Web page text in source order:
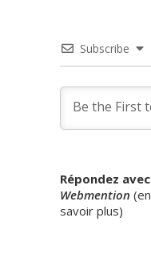
Subscribe
Répondez avec
Webmention (en
savoir plus)